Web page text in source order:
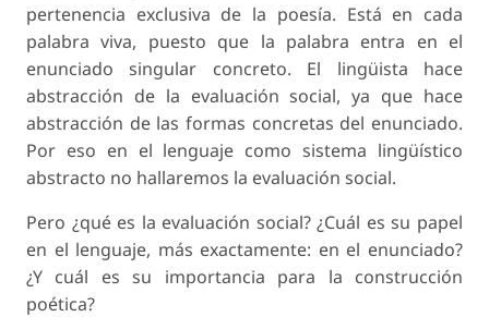
pertenencia exclusiva de la poesía. Está en cada
palabra viva, puesto que la palabra entra en el
enunciado singular concreto. El lingüista hace
abstracción de la evaluación social, ya que hace
abstracción de las formas concretas del enunciado.
Por eso en el lenguaje como sistema lingüístico
abstracto no hallaremos la evaluación social.
Pero ¿qué es la evaluación social? ¿Cuál es su papel
en el lenguaje, más exactamente: en el enunciado?
¿Y cuál es su importancia para la construcción
poética?